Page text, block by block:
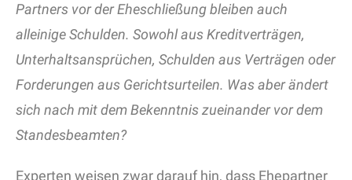
Partners vor der Eheschließung bleiben auch
alleinige Schulden. Sowohl aus Kreditverträgen,
Unterhaltsansprüchen, Schulden aus Verträgen oder
Forderungen aus Gerichtsurteilen. Was aber ändert
sich nach mit dem Bekenntnis zueinander vor dem
Standesbeamten?
Experten weisen zwar darauf hin, dass Ehepartner